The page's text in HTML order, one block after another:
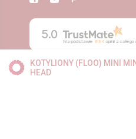
KOTYLIONY (FLOO) MINI
HEAD
5.0
Na podstawie 884opinii z całego